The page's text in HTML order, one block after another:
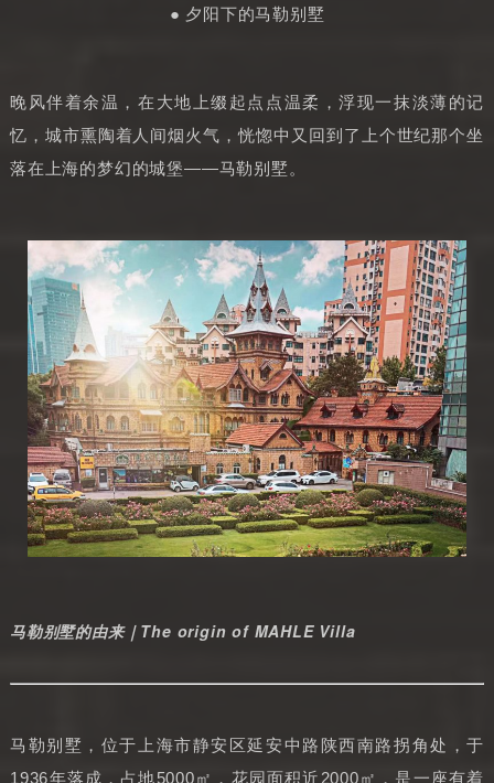
● 夕阳下的马勒别墅
晚风伴着余温，在大地上缀起点点温柔，浮现一抹淡薄的记
忆，城市熏陶着人间烟火气，恍惚中又回到了上个世纪那个坐
落在上海的梦幻的城堡——马勒别墅。
马勒别墅的由来｜The origin of MAHLE Villa
马勒别墅，位于上海市静安区延安中路陕西南路拐角处，于
1936年落成，占地5000㎡，花园面积近2000㎡，是一座有着